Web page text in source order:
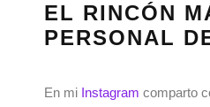
EL RINCÓN
PERSONAL
En mi Instagram comparto